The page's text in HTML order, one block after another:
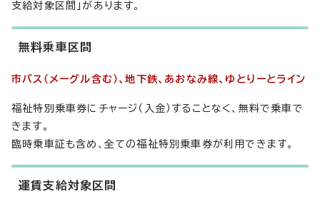
支給対象区間」があります。
無料乗車区間
市バス（メーグル含む）、地下鉄、あおなみ線、ゆとりーとライン
福祉特別乗車券にチャージ（入金）することなく、無料で乗車で
きます。
臨時乗車証も含め、全ての福祉特別乗車券が利用できます。
運賃支給対象区間